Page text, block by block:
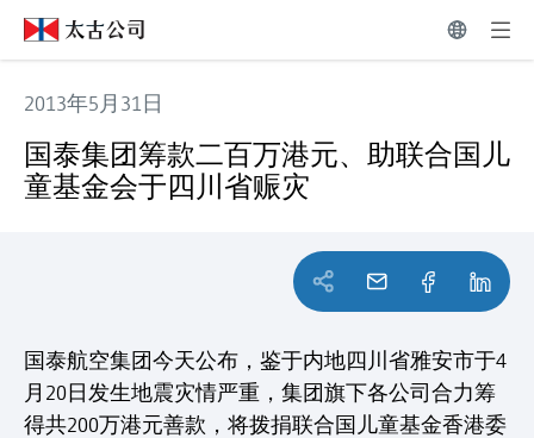
2013年5月31日
国泰集团筹款二百万港元、助联合国儿
童基金会于四川省赈灾
国泰航空集团今天公布，鉴于内地四川省雅安市于4
月20日发生地震灾情严重，集团旗下各公司合力筹
得共200万港元善款，将拨捐联合国儿童基金香港委